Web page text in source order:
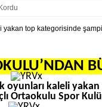
top kategorisinde
oyunları kaleli
Ortaokulu Spor